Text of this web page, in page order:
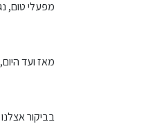
מפעלי טום,
מאז ועד
בביקור